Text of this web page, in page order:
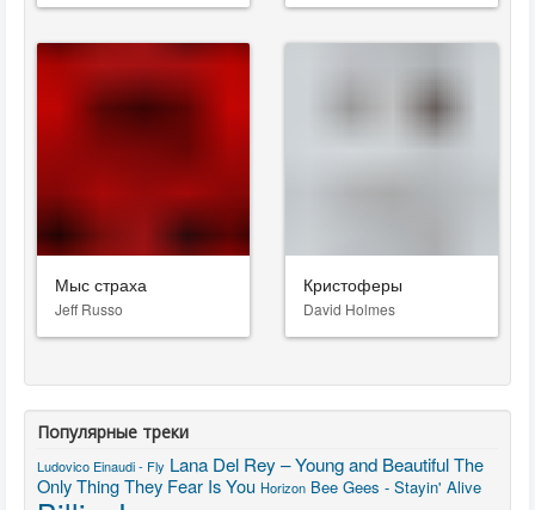
Мыс страха
Jeff Russo
Кристоферы
David Holmes
Популярные треки
Ludovico Einaudi - Fly Lana Del Rey – Young and BeautifulThe
Only Thing They Fear Is You Horizon Bee Gees - Stayin' Alive